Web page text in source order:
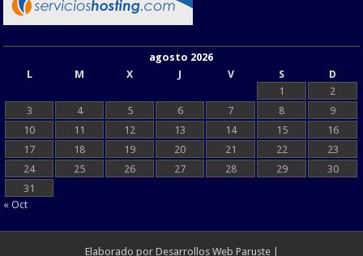
agosto 2026
L
M X J V S
D
1
2
3
4 5 6 7 8
9
10
11 12 13 14 15
16
17
18 19 20 21 22
23
24
25 26 27 28 29
30
31
« Oct
Elaborado por Desarrollos Web Paruste|